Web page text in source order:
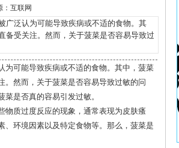
：互联网
泛认为可能导致疾病或不适的食物。其
备受关注。然而，关于菠菜是否容易导致过
为可能导致疾病或不适的食物。其中，菠菜
然而，关于菠菜是否容易导致过敏的问
是否真的容易引发过敏。
物质过度反应的现象，通常表现为皮肤瘙
环境因素以及特定食物等。那么，菠菜是